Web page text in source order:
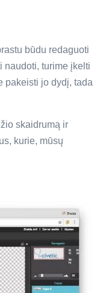
būdu redaguoti
naudoti, turime įkelti
pakeisti jo dydį, tada
skaidrumą ir
kurie, mūsų